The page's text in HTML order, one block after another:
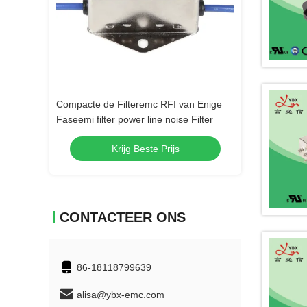
Compacte de Filteremc RFI van Enige
Faseemi filter power line noise Filter
Krijg Beste Prijs
3 fase 4 RFI
Industrieel
CONTACTEER ONS
86-18118799639
alisa@ybx-emc.com